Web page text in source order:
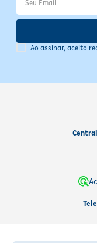
Ao assinar, aceito